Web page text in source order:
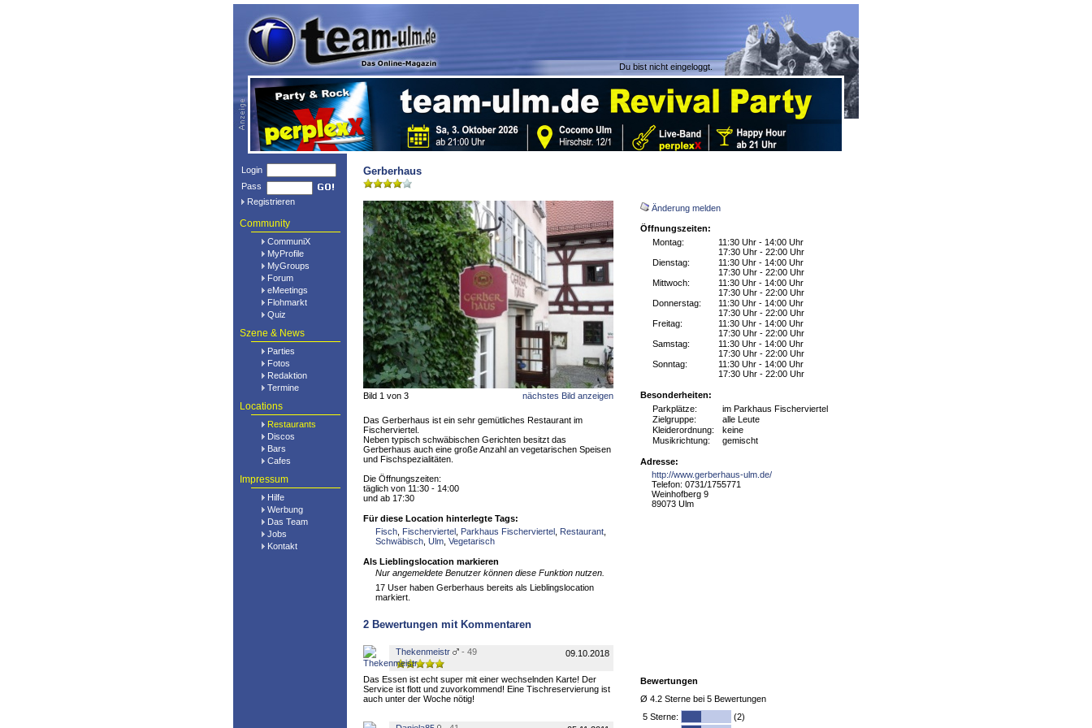
Du bist nicht eingeloggt.
Login
Pass
Registrieren
Community
CommuniX
MyProfile
MyGroups
Forum
eMeetings
Flohmarkt
Quiz
Szene & News
Parties
Fotos
Redaktion
Termine
Locations
Restaurants
Discos
Bars
Cafes
Impressum
Hilfe
Werbung
Das Team
Jobs
Kontakt
Gerberhaus
Änderung melden
Öffnungszeiten:
Montag:
11:30 Uhr - 14:00 Uhr
17:30 Uhr - 22:00 Uhr
Dienstag:
11:30 Uhr - 14:00 Uhr
17:30 Uhr - 22:00 Uhr
Mittwoch:
11:30 Uhr - 14:00 Uhr
17:30 Uhr - 22:00 Uhr
Donnerstag:
11:30 Uhr - 14:00 Uhr
17:30 Uhr - 22:00 Uhr
Freitag:
11:30 Uhr - 14:00 Uhr
17:30 Uhr - 22:00 Uhr
Samstag:
11:30 Uhr - 14:00 Uhr
17:30 Uhr - 22:00 Uhr
Sonntag:
11:30 Uhr - 14:00 Uhr
17:30 Uhr - 22:00 Uhr
Besonderheiten:
Parkplätze:
im Parkhaus Fischerviertel
Zielgruppe:
alle Leute
Kleiderordnung: keine
Musikrichtung:
gemischt
Adresse:
http://www.gerberhaus-ulm.de/
Telefon: 0731/1755771
Weinhofberg 9
89073 Ulm
Bewertungen
Ø 4.2 Sterne bei 5 Bewertungen
5 Sterne:
(2)
Bild 1 von 3 nächstes Bild anzeigen
Das Gerberhaus ist ein sehr gemütliches Restaurant im
Fischerviertel.
Neben typisch schwäbischen Gerichten besitzt das
Gerberhaus auch eine große Anzahl an vegetarischen Speisen
und Fischspezialitäten.
Die Öffnungszeiten:
täglich von 11:30 - 14:00
und ab 17:30
Für diese Location hinterlegte Tags:
Fisch Fischerviertel Parkhaus Fischerviertel Restaurant
Schwäbisch Ulm Vegetarisch
Als Lieblingslocation markieren
Nur angemeldete Benutzer können diese Funktion nutzen.
17 User haben Gerberhaus bereits als Lieblingslocation
markiert.
2 Bewertungen mit Kommentaren
Thekenmeistr - 49 09.10.2018
Das Essen ist echt super mit einer wechselnden Karte! Der
Service ist flott und zuvorkommend! Eine Tischreservierung ist
auch unter der Woche nötig!